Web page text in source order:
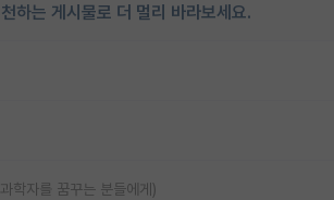
하는 게시물로 더 멀리 바라보세요.
학자를 꿈꾸는 분들에게)